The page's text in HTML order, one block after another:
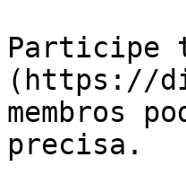
Participe
(https://
membros
precisa.